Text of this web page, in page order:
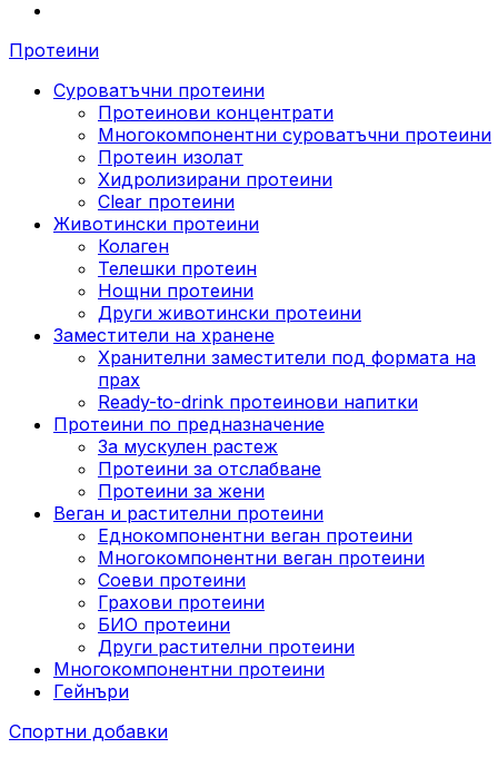
Протеини
Суроватъчни протеини
Протеинови концентрати
Многокомпонентни суроватъчни протеини
Протеин изолат
Хидролизирани протеини
Clear протеини
Животински протеини
Колаген
Телешки протеин
Нощни протеини
Други животински протеини
Заместители на хранене
Хранителни заместители под формата на
прах
Ready-to-drink протеинови напитки
Протеини по предназначение
За мускулен растеж
Протеини за отслабване
Протеини за жени
Веган и растителни протеини
Еднокомпонентни веган протеини
Многокомпонентни веган протеини
Соеви протеини
Грахови протеини
БИО протеини
Други растителни протеини
Многокомпонентни протеини
Гейнъри
Спортни добавки